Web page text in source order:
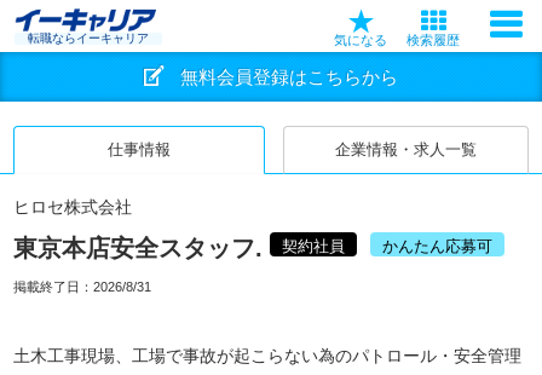
転職ならイーキャリア 気になる 検索履歴
無料会員登録はこちらから
仕事情報 企業情報・求人一覧
ヒロセ株式会社
東京本店安全スタッフ. 契約社員 かんたん応募可
掲載終了日： 2026/8/31
土木工事現場、工場で事故が起こらない為のパトロール・安全管理